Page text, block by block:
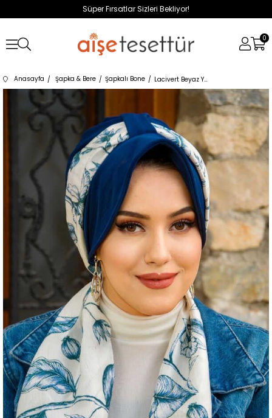
Süper Fırsatlar Sizleri Bekliyor!
0
Anasayfa Şapka & Bere Şapkalı Bone Lacivert Beyaz Yaprak Fularlı Şapka Bone